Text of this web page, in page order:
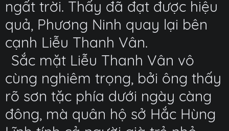
ngất trời. Thấy đã đạt được hiệu
quả, Phương Ninh quay lại bên
cạnh Liễu Thanh Vân.
Sắc mặt Liễu Thanh Vân vô
cùng nghiêm trọng, bởi ông thấy
rõ sơn tặc phía dưới ngày càng
đông, mà quân hộ sở Hắc Hùng